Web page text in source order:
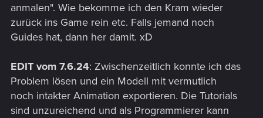
anmalen". Wie bekomme ich den Kram wieder
zurück ins Game rein etc. Falls jemand noch
Guides hat, dann her damit. xD
EDIT vom 7.6.24: Zwischenzeitlich konnte ich das
Problem lösen und ein Modell mit vermutlich
noch intakter Animation exportieren. Die Tutorials
sind unzureichend und als Programmierer kann